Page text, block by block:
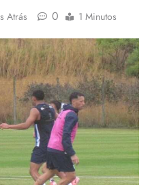
Atrás 0 1 Minutos